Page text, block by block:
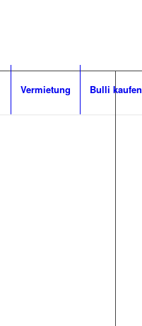
Vermietung Bulli kaufen